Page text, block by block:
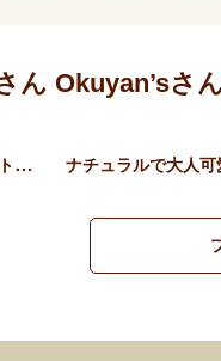
ん Okuyan’sさ
ナチュラルでキュートなカー…